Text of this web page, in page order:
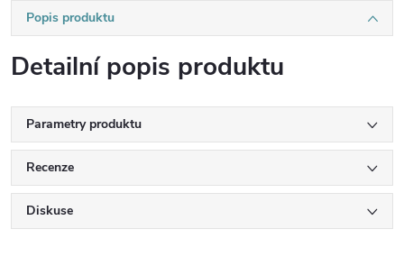
Popis produktu
Detailní popis produktu
Parametry produktu
Recenze
Diskuse